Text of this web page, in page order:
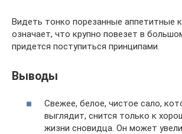
Видеть тонко порезанные аппетитные
означает, что крупно повезет в
придется поступиться принципами.
Выводы
Свежее, белое, чистое сало,
выглядит, снится только к
жизни сновидца. Он может